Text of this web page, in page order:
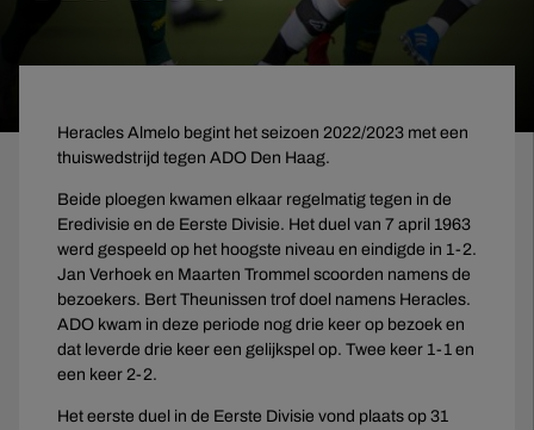
Heracles Almelo begint het seizoen 2022/2023 met een
thuiswedstrijd tegen ADO Den Haag.
Beide ploegen kwamen elkaar regelmatig tegen in de
Eredivisie en de Eerste Divisie. Het duel van 7 april 1963
werd gespeeld op het hoogste niveau en eindigde in 1-2.
Jan Verhoek en Maarten Trommel scoorden namens de
bezoekers. Bert Theunissen trof doel namens Heracles.
ADO kwam in deze periode nog drie keer op bezoek en
dat leverde drie keer een gelijkspel op. Twee keer 1-1 en
een keer 2-2.
Het eerste duel in de Eerste Divisie vond plaats op 31